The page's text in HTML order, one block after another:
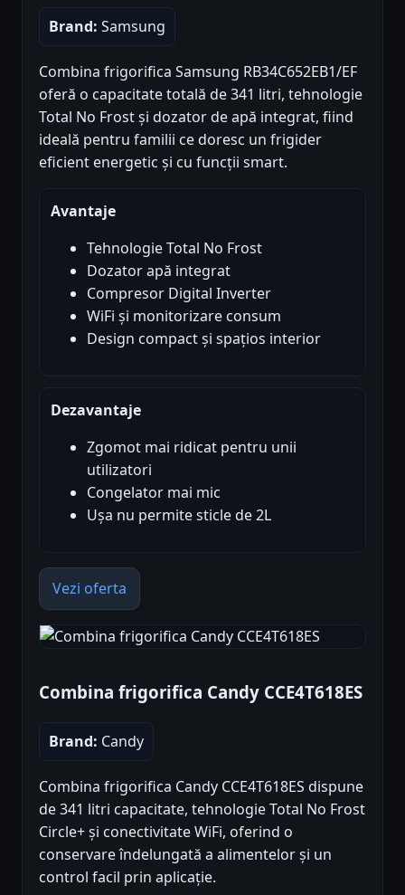
Brand: Samsung
Combina frigorifica Samsung RB34C652EB1/EF
oferă o capacitate totală de 341 litri, tehnologie
Total No Frost și dozator de apă integrat, fiind
ideală pentru familii ce doresc un frigider
eficient energetic și cu funcții smart.
Avantaje
Tehnologie Total No Frost
Dozator apă integrat
Compresor Digital Inverter
WiFi și monitorizare consum
Design compact și spațios interior
Dezavantaje
Zgomot mai ridicat pentru unii
utilizatori
Congelator mai mic
Ușa nu permite sticle de 2L
Vezi oferta
Combina frigorifica Candy CCE4T618ES
Brand: Candy
Combina frigorifica Candy CCE4T618ES dispune
de 341 litri capacitate, tehnologie Total No Frost
Circle+ și conectivitate WiFi, oferind o
conservare îndelungată a alimentelor și un
control facil prin aplicație.